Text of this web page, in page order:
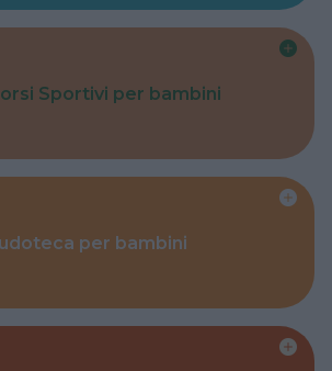
Sportivi per bambini
per bambini